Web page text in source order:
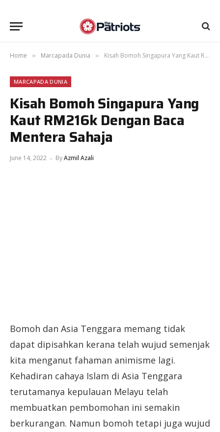
Home » Marcapada Dunia » Kisah Bomoh Singapura Yang Kaut RM216k Dengan Baca Mentera Sahaja
MARCAPADA DUNIA
Kisah Bomoh Singapura Yang
Kaut RM216k Dengan Baca
Mentera Sahaja
June 14, 2022 ByAzmil Azali
Bomoh dan Asia Tenggara memang tidak
dapat dipisahkan kerana telah wujud semenjak
kita menganut fahaman animisme lagi.
Kehadiran cahaya Islam di Asia Tenggara
terutamanya kepulauan Melayu telah
membuatkan pembomohan ini semakin
berkurangan. Namun bomoh tetapi juga wujud